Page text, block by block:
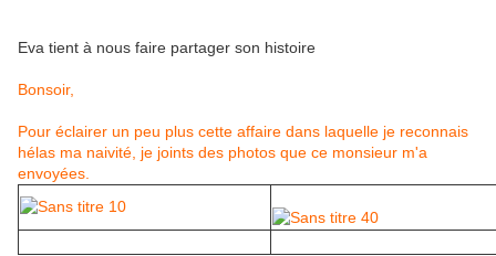
Eva tient à nous faire partager son histoire
Bonsoir,
Pour éclairer un peu plus cette affaire dans laquelle je reconnais
hélas ma naivité, je joints des photos que ce monsieur m'a
envoyées.